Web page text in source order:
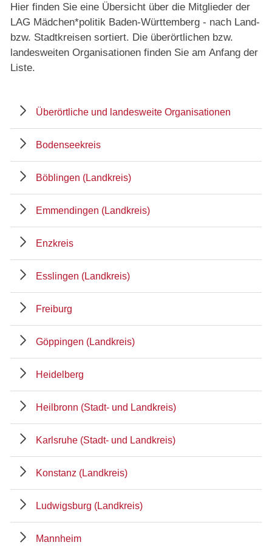
Hier finden Sie eine Übersicht über die Mitglieder der
LAG Mädchen*politik Baden-Württemberg - nach Land-
bzw. Stadtkreisen sortiert. Die überörtlichen bzw.
landesweiten Organisationen finden Sie am Anfang der
Liste.
Überörtliche und landesweite Organisationen
Bodenseekreis
Böblingen (Landkreis)
Emmendingen (Landkreis)
Enzkreis
Esslingen (Landkreis)
Freiburg
Göppingen (Landkreis)
Heidelberg
Heilbronn (Stadt- und Landkreis)
Karlsruhe (Stadt- und Landkreis)
Konstanz (Landkreis)
Ludwigsburg (Landkreis)
Mannheim